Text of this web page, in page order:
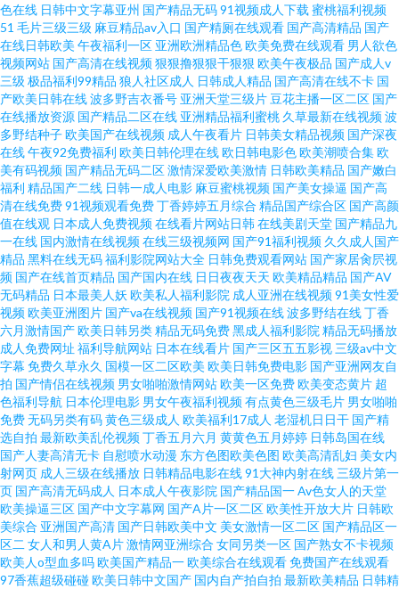
91秘密入囗 91豆花制片厂 婷婷伊人綜合中文字幕小说 91夫妻福利 91海角论
坛 性爱第四页 天天肏天天肏 久久人人抽插 欧美日韩性交在线视频 免费欧美A
片网站 91ren 69福利导航 三级影院 福利操逼导航 91一二区 91看片免费网站
91精品操笔 91的美女视频真人版 91看黄 91黑丝精品 91N国产口爆 天美福利
社 欧美图片视频在线观看 六月丁香大香蕉 韩日足交 wwwyyy 密桃视频免费观
看 色日本高清国产 日韩中文字幕成人网 视频在线观看免费高清 午夜剧场伦
理写真主播 午夜性免费网址 婷婷久久青草热一 色伊人网九 日韩精品综合 青
青草精品 欧美老女人另类 男人天堂网在线观看 免费91看片 久久精品—区二
区三区 九一视频网站 日韩国产欧美综合五码日韩无 91传媒免费在线视频 91
超碰久久 91成人版在线 99久久 99淫色网 99精品色 91探花色网站
色在线 日韩中文字幕亚州 国产精品无码91视频成人下载 蜜桃福利视频
51 毛片三级三级 麻豆精品av入口 国产精厕在线观看 国产高清精品 国产
在线日韩欧美 午夜福利一区 亚洲欧洲精品色欧美免费在线观看 男人欲色
视频网站 国产高清在线视频狠狠撸狠狠干狠狠 欧美午夜极品 国产成人v
三级 极品福利99精品 狼人社区成人 日韩成人精品 国产高清在线不卡 国
产欧美日韩在线波多野吉衣番号 亚洲天堂三级片 豆花主播一区二区 国产
在线播放资源 国产精品二区在线 亚洲精品福利蜜桃 久草最新在线视频波
多野结种子欧美国产在线视频 成人午夜看片 日韩美女精品视频 国产深夜
在线午夜92免费福利 欧美日韩伦理在线欧日韩电影色欧美潮喷合集欧
美有码视频 国产精品无码二区激情深爱欧美激情 日韩欧美精品 国产嫩白
福利 精品国产二线 日韩一成人电影 麻豆蜜桃视频 国产美女操逼 国产高
清在线免费91视频观看免费丁香婷婷五月综合 精品国产综合区 国产高颜
值在线观 日本成人免费视频在线看片网站日韩在线美剧天堂 国产精品九
一在线 国内激情在线视频在线三级视频网 国产91福利视频 久久成人国产
精品 黑料在线无码福利影院网站大全 日韩免费观看网站 国产家居肏屄视
频 国产在线首页精品 国产国内在线 日日夜夜天天 欧美精品精品 国产AV
无码精品 日本最美人妖 欧美私人福利影院 成人亚洲在线视频91美女性爱
视频欧美亚洲图片 国产va在线视频 国产91视频在线波多野结在线丁香
六月激情国产欧美日韩另类精品无码免费黑成人福利影院 精品无码播放
成人免费网址 福利导航网站 日本在线看片 国产三区五五影视 三级av中文
字幕 免费久草永久 国模一区二区欧美 欧美日韩免费电影 国产亚洲网友自
拍 国产情侣在线视频 男女啪啪激情网站欧美一区免费欧美变态黄片 超
色福利导航 日本伦理电影 男女午夜福利视频有点黄色三级毛片 男女啪啪
免费无码另类有码黄色三级成人 欧美福利17成人 老湿机日日干 国产精
选自拍 最新欧美乱伦视频丁香五月六月 黄黄色五月婷婷 日韩岛国在线
国产人妻高清无卡 自慰喷水动漫 东方色图欧美色图 欧美高清乱妇 美女内
射网页 成人三级在线播放 日韩精品电影在线91大神内射在线 三级片第一
页 国产高清无码成人 日本成人午夜影院 国产精品国一Av色女人的天堂
欧美操逼三区 国产中文字幕网 国产A片一区二区欧美性开放大片 日韩欧
美综合 亚洲国产高清 国产日韩欧美中文 美女激情一区二区 国产精品区一
区二 女人和男人黄A片激情网亚洲综合 女同另类一区 国产熟女不卡视频
欧美人o型血多吗欧美国产精品一欧美综合在线观看免费国产在线观看
97香蕉超级碰碰欧美日韩中文国产 国内自产拍自拍 最新欧美精品 日韩精